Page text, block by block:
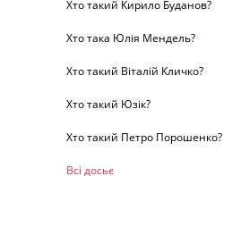
Хто такий Кирило Буданов?
Хто така Юлія Мендель?
Хто такий Віталій Кличко?
Хто такий Юзік?
Хто такий Петро Порошенко?
Всі досьє